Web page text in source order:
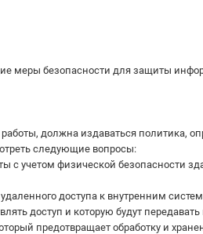
безопасности для защиты
должна издаваться политика,
следующие вопросы:
с учетом физической безопасности
доступа к внутренним
доступ и которую будут
предотвращает обработку и